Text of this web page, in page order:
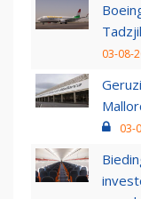
03-08-
03-